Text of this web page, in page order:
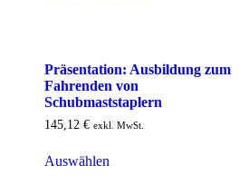
Präsentation: Ausbildung zum
Fahrenden von
Schubmaststaplern
145,12 € exkl. MwSt.
Auswählen